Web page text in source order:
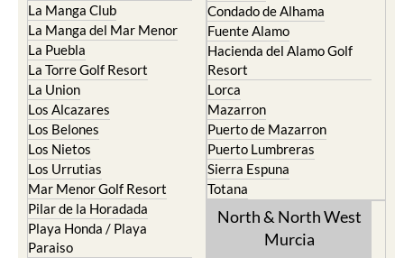
La Manga Club
La Manga del Mar Menor
La Puebla
La Torre Golf Resort
La Union
Los Alcazares
Los Belones
Los Nietos
Los Urrutias
Mar Menor Golf Resort
Pilar de la Horadada
Playa Honda / Playa
Paraiso
Condado de Alhama
Fuente Alamo
Hacienda del Alamo Golf
Resort
Lorca
Mazarron
Puerto de Mazarron
Puerto Lumbreras
Sierra Espuna
Totana
North & North West
Murcia